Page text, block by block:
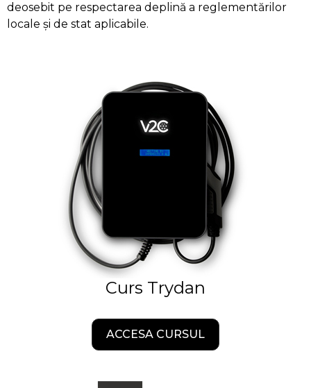
deosebit pe respectarea deplină a reglementărilor
locale și de stat aplicabile.
Curs Trydan
ACCESA CURSUL